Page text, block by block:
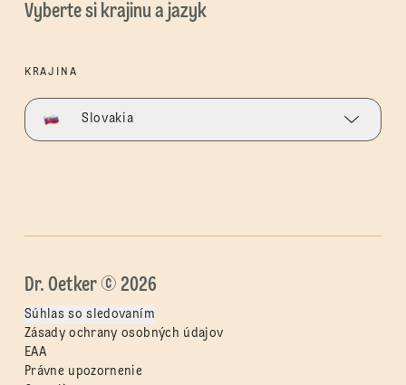
Vyberte si krajinu a jazyk
KRAJINA
Slovakia
Dr. Oetker © 2026
Súhlas so sledovaním
Zásady ochrany osobných údajov
EAA
Právne upozornenie